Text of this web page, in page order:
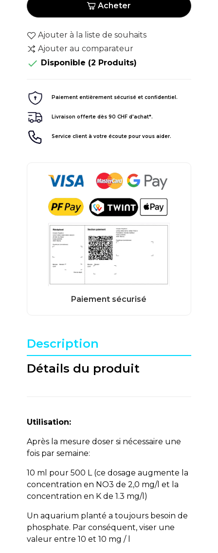
Acheter
Ajouter à la liste de souhaits
Ajouter au comparateur
 Disponible (2 Produits)
Paiement entièrement sécurisé et confidentiel.
Livraison offerte dès 90 CHF d'achat*.
Service client à votre écoute pour vous aider.
Description
Détails du produit
Utilisation:
Après la mesure doser si nécessaire une
fois par semaine:
10 ml pour 500 L (ce dosage augmente la
concentration en NO3 de 2,0 mg/l et la
concentration en K de 1.3 mg/l)
Un aquarium planté a toujours besoin de
phosphate. Par conséquent, viser une
valeur entre 10 et 10 mg / l